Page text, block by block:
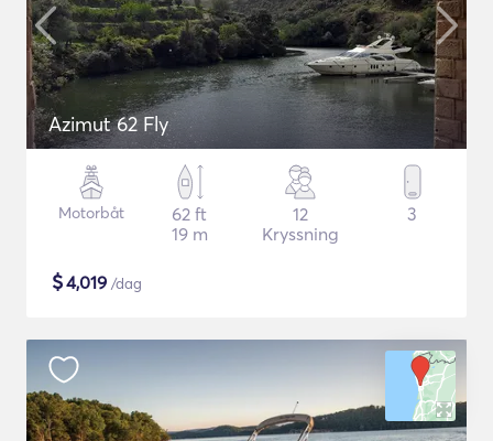
Azimut 62 Fly
Motorbåt
62 ft
19 m
12
Kryssning
3
$4,019 /dag